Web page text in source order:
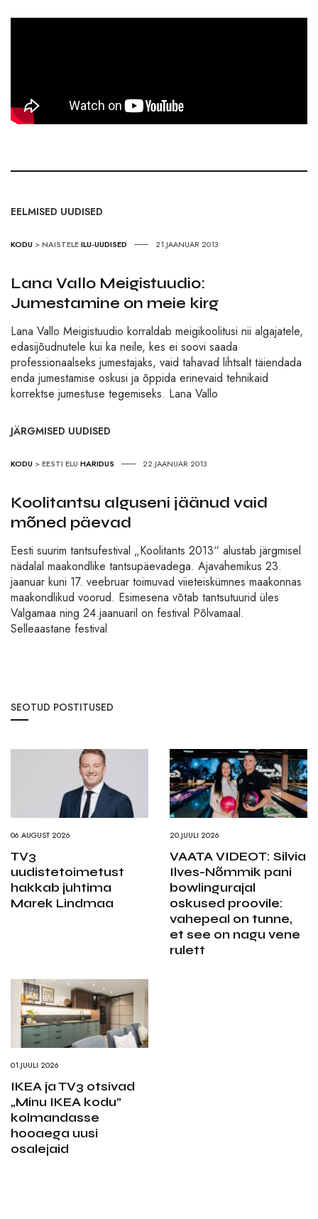
EELMISED UUDISED
KODU >NAISTELEILU-UUDISED 21.JAANUAR 2013
Lana Vallo Meigistuudio:
Jumestamine on meie kirg
Lana Vallo Meigistuudio korraldab meigikoolitusi nii algajatele,
edasijõudnutele kui ka neile, kes ei soovi saada
professionaalseks jumestajaks, vaid tahavad lihtsalt täiendada
enda jumestamise oskusi ja õppida erinevaid tehnikaid
korrektse jumestuse tegemiseks. Lana Vallo
JÄRGMISED UUDISED
KODU >EESTI ELU HARIDUS 22.JAANUAR 2013
Koolitantsu alguseni jäänud vaid
mõned päevad
Eesti suurim tantsufestival „Koolitants 2013“ alustab järgmisel
nädalal maakondlike tantsupäevadega. Ajavahemikus 23.
jaanuar kuni 17. veebruar toimuvad viieteiskümnes maakonnas
maakondlikud voorud. Esimesena võtab tantsutuurid üles
Valgamaa ning 24.jaanuaril on festival Põlvamaal.
Selleaastane festival
SEOTUD POSTITUSED
06.AUGUST 2026
TV3
uudistetoimetust
hakkab juhtima
Marek Lindmaa
20.JUULI 2026
VAATA VIDEOT: Silvia
Ilves-Nõmmik pani
bowlingurajal
oskused proovile:
vahepeal on tunne,
et see on nagu vene
rulett
01.JUULI 2026
IKEA ja TV3 otsivad
„Minu IKEA kodu”
kolmandasse
hooaega uusi
osalejaid